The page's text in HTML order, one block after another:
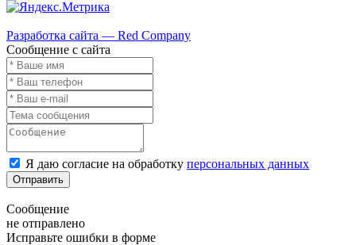
Разработка сайта — Red Company
Сообщение с сайта
Я даю согласие на обработку персональных данных
Отправить
Сообщение
не отправлено
Исправьте ошибки в форме